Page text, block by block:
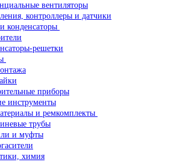
вентиляторы
контроллеры и датчики
конденсаторы
решетки
приборы
инструменты
и ремкомплекты
трубы
и муфты
химия